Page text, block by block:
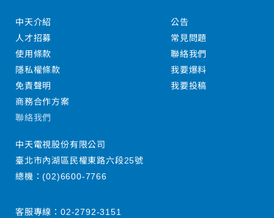
中天介紹
人才招募
使用條款
隱私權條款
免責聲明
商務合作方案
公告
常見問題
聯絡我們
我要爆料
我要投稿
聯絡我們
中天電視股份有限公司
臺北市內湖區民權東路六段25號
總機：(02)6600-7766
客服專線： 02-2792-3151